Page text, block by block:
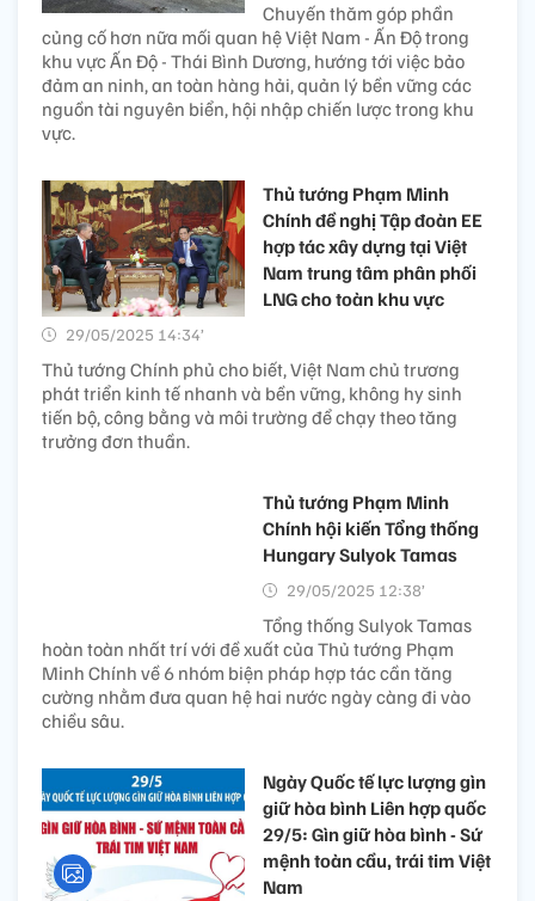
Chuyến thăm góp phần
củng cố hơn nữa mối quan hệ Việt Nam - Ấn Độ trong
khu vực Ấn Độ - Thái Bình Dương, hướng tới việc bảo
đảm an ninh, an toàn hàng hải, quản lý bền vững các
nguồn tài nguyên biển, hội nhập chiến lược trong khu
vực.
Thủ tướng Phạm Minh
Chính đề nghị Tập đoàn EE
hợp tác xây dựng tại Việt
Nam trung tâm phân phối
LNG cho toàn khu vực
29/05/2025 14:34’
Thủ tướng Chính phủ cho biết, Việt Nam chủ trương
phát triển kinh tế nhanh và bền vững, không hy sinh
tiến bộ, công bằng và môi trường để chạy theo tăng
trưởng đơn thuần.
Thủ tướng Phạm Minh
Chính hội kiến Tổng thống
Hungary Sulyok Tamas
29/05/2025 12:38’
Tổng thống Sulyok Tamas
hoàn toàn nhất trí với đề xuất của Thủ tướng Phạm
Minh Chính về 6 nhóm biện pháp hợp tác cần tăng
cường nhằm đưa quan hệ hai nước ngày càng đi vào
chiều sâu.
Ngày Quốc tế lực lượng gìn
giữ hòa bình Liên hợp quốc
29/5: Gìn giữ hòa bình - Sứ
mệnh toàn cầu, trái tim Việt
Nam